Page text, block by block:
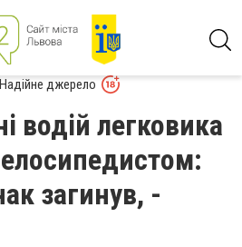
Надійне джерело
водій легковика
загинув, -